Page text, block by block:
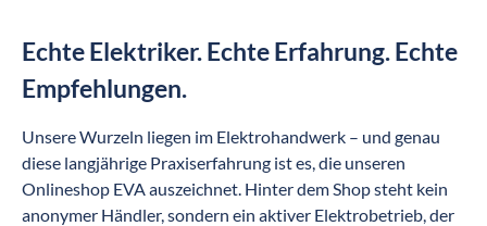
Echte Elektriker. Echte Erfahrung. Echte
Empfehlungen.
Unsere Wurzeln liegen im Elektrohandwerk – und genau
diese langjährige Praxiserfahrung ist es, die unseren
Onlineshop EVA auszeichnet. Hinter dem Shop steht kein
anonymer Händler, sondern ein aktiver Elektrobetrieb, der